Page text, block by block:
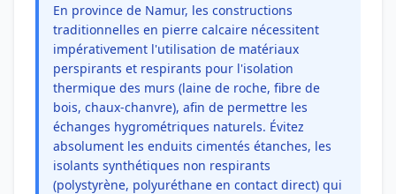
En province de Namur, les constructions
traditionnelles en pierre calcaire nécessitent
impérativement l'utilisation de matériaux
perspirants et respirants pour l'isolation
thermique des murs (laine de roche, fibre de
bois, chaux-chanvre), afin de permettre les
échanges hygrométriques naturels. Évitez
absolument les enduits cimentés étanches, les
isolants synthétiques non respirants
(polystyrène, polyuréthane en contact direct) qui